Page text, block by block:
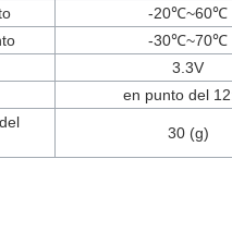
-20℃~60℃
-30℃~70℃
3.3V
en punto del
30 (g)